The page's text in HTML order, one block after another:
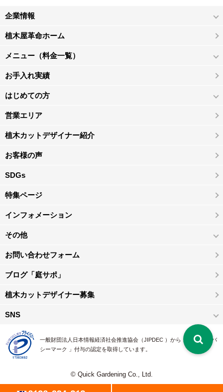
企業情報
植木屋革命ホーム
メニュー（料金一覧）
お手入れ実績
はじめての方
営業エリア
植木カットデザイナー紹介
お客様の声
SDGs
特集ページ
インフォメーション
その他
お問い合わせフォーム
ブログ「庭サポ」
植木カットデザイナー募集
SNS
一般財団法人日本情報経済社会推進協会（JIPDEC ）から 、「 プライバ
シーマーク 」付与の認定を取得しています。
© Quick Gardening Co., Ltd.